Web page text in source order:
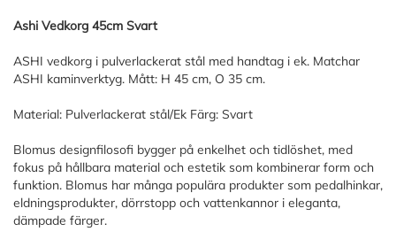
Ashi Vedkorg 45cm Svart
ASHI vedkorg i pulverlackerat stål med handtag i ek. Matchar
ASHI kaminverktyg. Mått: H 45 cm, O 35 cm.
Material: Pulverlackerat stål/Ek Färg: Svart
Blomus designfilosofi bygger på enkelhet och tidlöshet, med
fokus på hållbara material och estetik som kombinerar form och
funktion. Blomus har många populära produkter som pedalhinkar,
eldningsprodukter, dörrstopp och vattenkannor i eleganta,
dämpade färger.